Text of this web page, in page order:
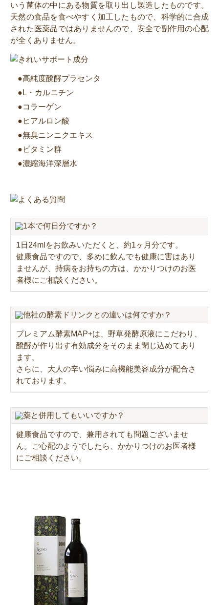
いう菌体の中にある物質を取り出し製造したものです。
天然の食品を食べやすく加工したもので、科学的に合成
された医薬品ではありませんので、安全で副作用の心配
が全くありません。
●高純度醗酵プラセンタ
●L・カルニチン
●コラーゲン
●ヒアルロン酸
●無臭ニンニクエキス
●ビタミン群
●濃縮海洋深層水
1本で何日分ですか？
1日24mlをお飲みいただくと、約1ヶ月分です。
健康食品ですので、多めに飲んでも健康に害はあり
ませんが、持病をお持ちの方は、かかりつけのお医
者様にご相談ください。
他社の酵素ドリンクとの違いは何ですか？
プレミアム酵素MAP+は、野草発酵原液にこだわり、
醗酵が作り出す有効成分をそのまま閉じ込めてあり
ます。
さらに、大人の辛い悩みに高機能美容成分が配合さ
れております。
薬と併用してもいいですか？
健康食品ですので、兼用されても問題ございませ
ん。ご心配のようでしたら、かかりつけのお医者様
にご相談ください。